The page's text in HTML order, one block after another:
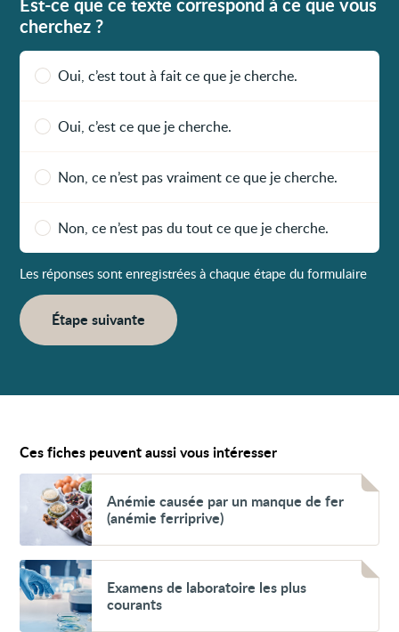
cherchez ?
Oui, c’est tout à fait ce que je cherche.
Oui, c’est ce que je cherche.
Non, ce n’est pas vraiment ce que je cherche.
Non, ce n’est pas du tout ce que je cherche.
Les réponses sont enregistrées à chaque étape du formulaire
Étape suivante
Ces fiches peuvent aussi vous intéresser
Voir
Anémie
causée
de
fer
(anémie
ferriprive)
Anémie causée par un manque de fer
(anémie ferriprive)
Voir
Examens
de
laboratoire
les
Examens de laboratoire les plus
courants